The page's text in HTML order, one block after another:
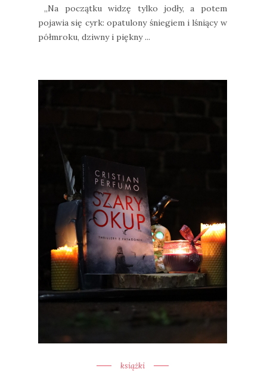
„Na początku widzę tylko jodły, a potem
pojawia się cyrk: opatulony śniegiem i lśniący w
półmroku, dziwny i piękny ...
książki